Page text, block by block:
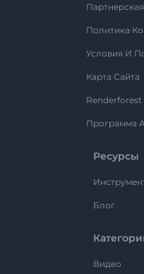
Политика
Условия И
Карта Сайта
Renderforest
Программа
Ресурсы
Блог
Видео